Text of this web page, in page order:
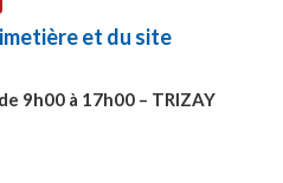
et du site
9h00 à 17h00 – TRIZAY